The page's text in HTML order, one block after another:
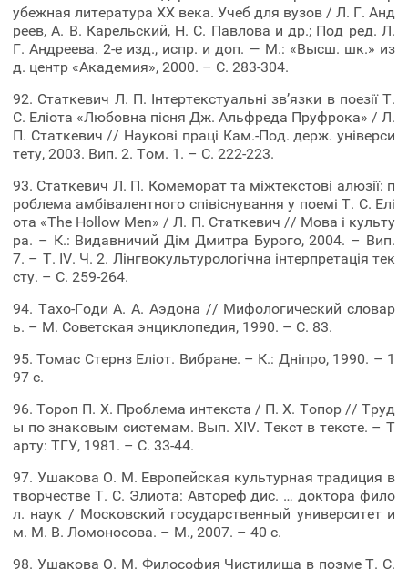
убежная литература XX века. Учеб для вузов / Л. Г. Анд
реев, А. В. Карельский, H. С. Павлова и др.; Под ред. Л.
Г. Андреева. 2-е изд., испр. и доп. — M.: «Высш. шк.» из
д. центр «Академия», 2000. – С. 283-304.
92. Статкевич Л. П. Інтертекстуальні зв’язки в поезії Т.
С. Еліота «Любовна пісня Дж. Альфреда Пруфрока» / Л.
П. Статкевич // Наукові праці Кам.-Под. держ. універси
тету, 2003. Вип. 2. Том. 1. – С. 222-223.
93. Статкевич Л. П. Комеморат та міжтекстові алюзії: п
роблема амбівалентного співіснування у поемі Т. С. Елі
ота «The Hollow Men» / Л. П. Статкевич // Мова і культу
ра. – К.: Видавничий Дім Дмитра Бурого, 2004. – Вип.
7. – Т. IV. Ч. 2. Лінгвокультурологічна інтерпретація тек
сту. – С. 259-264.
94. Тахо-Годи А. А. Аэдона // Мифологический словар
ь. – М. Советская энциклопедия, 1990. – С. 83.
95. Томас Стернз Еліот. Вибране. – К.: Дніпро, 1990. – 1
97 с.
96. Тороп П. Х. Проблема интекста / П. Х. Топор // Труд
ы по знаковым системам. Вып. XIV. Текст в тексте. – Т
арту: ТГУ, 1981. – С. 33-44.
97. Ушакова О. М. Европейская культурная традиция в
творчестве Т. С. Элиота: Автореф дис. … доктора фило
л. наук / Московский государственный университет и
м. М. В. Ломоносова. – М., 2007. – 40 с.
98. Ушакова О. М. Философия Чистилища в поэме Т. С.